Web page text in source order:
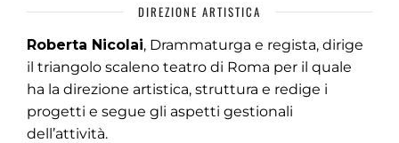
DIREZIONE ARTISTICA
Roberta Nicolai, Drammaturga e regista, dirige
il triangolo scaleno teatro di Roma per il quale
ha la direzione artistica, struttura e redige i
progetti e segue gli aspetti gestionali
dell’attività.